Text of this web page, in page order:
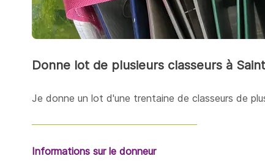
Donne lot de plusieurs classeurs à
Je donne un lot d'une trentaine de classeurs de
Informations sur le donneur